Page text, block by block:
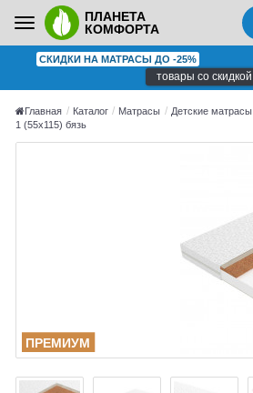
Toggle
navigation
ПЛАНЕТА
КОМФОРТА
СКИДКИ НА МАТРАСЫ ДО -25%
товары со скидкой
Главная Каталог Матрасы Детские матрасы
1 (55x115) бязь